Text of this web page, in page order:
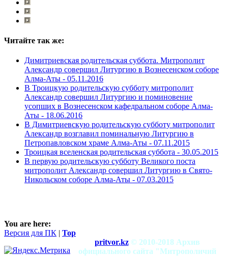
Читайте так же:
Димитриевская родительская суббота. Митрополит
Александр совершил Литургию в Вознесенском соборе
Алма-Аты - 05.11.2016
В Троицкую родительскую субботу митрополит
Александр совершил Литургию и поминовение
усопших в Вознесенском кафедральном соборе Алма-
Аты - 18.06.2016
В Димитриевскую родительскую субботу митрополит
Александр возглавил поминальную Литургию в
Петропавловском храме Алма-Аты - 07.11.2015
Троицкая вселенская родительская суббота - 30.05.2015
В первую родительскую субботу Великого поста
митрополит Александр совершил Литургию в Свято-
Никольском соборе Алма-Аты - 07.03.2015
You are here:
Версия для ПК | Top
pritvor.kz © 2010-2018 Архив
официального сайта "Митрополичий